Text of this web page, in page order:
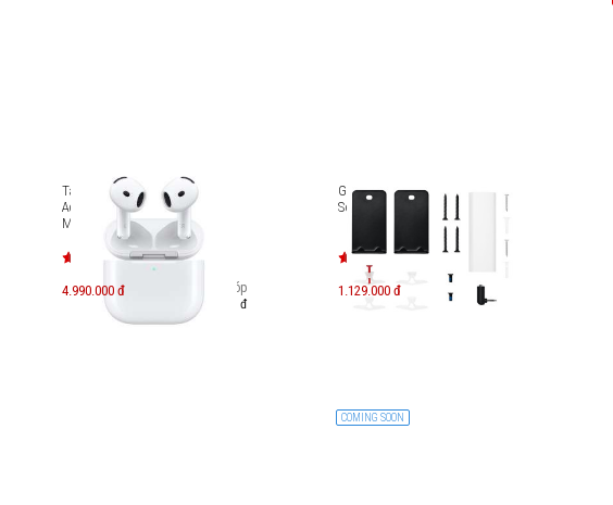
Tai nghe Apple AirPods 4 with
Active Noise Cancellation
MXP93ZP/A
4.990.000 đ
Trả góp
861.000 đ
Giá đỡ gắn tường Bose
Soundbar
1.129.000 đ
COMING SOON